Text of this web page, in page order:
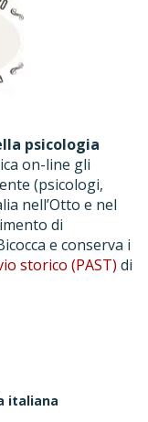
psicologia
on-line gli
(psicologi,
nell’Otto e nel
di
e conserva i
storico (PAST) di
italiana